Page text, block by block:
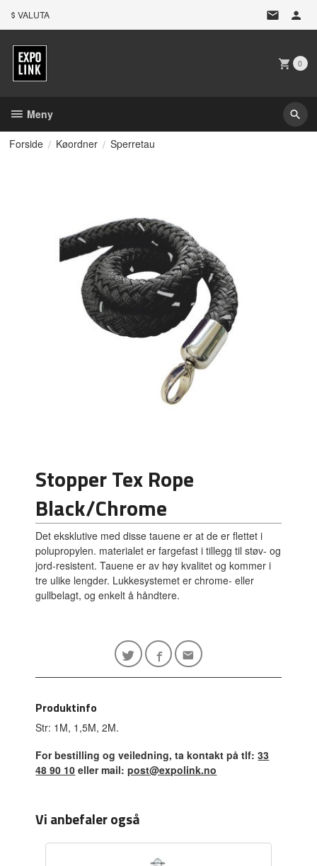
VALUTA
0
Meny
Forside Køordner Sperretau
Stopper Tex Rope
Black/Chrome
Det eksklutive med disse tauene er at de er flettet i
polupropylen. materialet er fargefast i tillegg til støv- og
jord-resistent. Tauene er av høy kvalitet og kommer i
tre ulike lengder. Lukkesystemet er chrome- eller
gullbelagt, og enkelt å håndtere.
Produktinfo
Str: 1M, 1,5M, 2M.
For bestilling og veiledning, ta kontakt på tlf:33
48 90 10 eller mail:post@expolink.no
Vi anbefaler også